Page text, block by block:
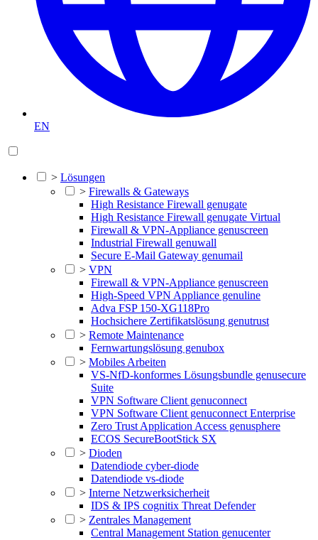
EN
> Lösungen
> Firewalls & Gateways
High Resistance Firewall genugate
High Resistance Firewall genugate Virtual
Firewall & VPN-Appliance genuscreen
Industrial Firewall genuwall
Secure E-Mail Gateway genumail
> VPN
Firewall & VPN-Appliance genuscreen
High-Speed VPN Appliance genuline
Adva FSP 150-XG118Pro
Hochsichere Zertifikatslösung genutrust
> Remote Maintenance
Fernwartungslösung genubox
> Mobiles Arbeiten
VS-NfD-konformes Lösungsbundle genusecure
Suite
VPN Software Client genuconnect
VPN Software Client genuconnect Enterprise
Zero Trust Application Access genusphere
ECOS SecureBootStick SX
> Dioden
Datendiode cyber-diode
Datendiode vs-diode
> Interne Netzwerksicherheit
IDS & IPS cognitix Threat Defender
> Zentrales Management
Central Management Station genucenter